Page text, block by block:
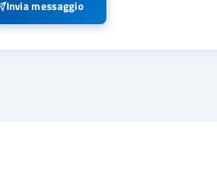
Invia messaggio